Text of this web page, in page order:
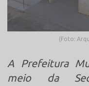
(Foto:
A Prefeitura
meio da